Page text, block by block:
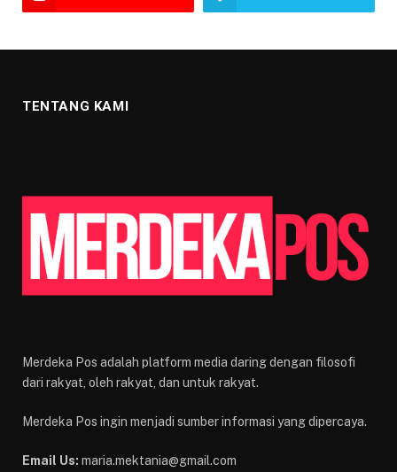
TENTANG KAMI
Merdeka Pos adalah platform media daring dengan filosofi
dari rakyat, oleh rakyat, dan untuk rakyat.
Merdeka Pos ingin menjadi sumber informasi yang dipercaya.
Email Us: maria.mektania@gmail.com